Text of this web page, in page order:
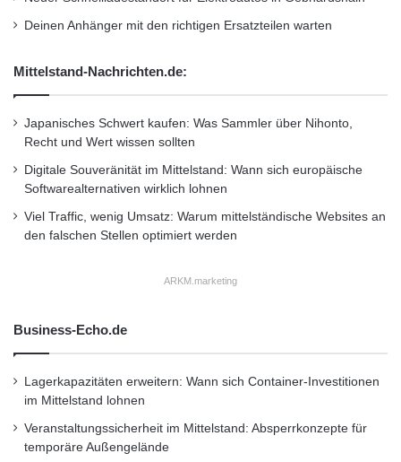
Eine gute Orientierung bietet der
ermöglichen den Zugang zu geprüften
Preis und Qualität bieten. Gerade bei älteren
Fahrzeugen kann dies eine wirtschaftliche
Sicherheit einzugehen.
Fahrverhalten beeinflusst
Verschleiß stärker als gedacht
Lebensdauer eines Fahrzeugs. Das
Fahrverhalten spielt eine große Rolle. Sanftes
Beschleunigen reduziert die Belastung des
Deinen Anhänger mit den richtigen Ersatzteilen warten
Mittelstand-Nachrichten.de:
Japanisches Schwert kaufen: Was Sammler über Nihonto,
Recht und Wert wissen sollten
Digitale Souveränität im Mittelstand: Wann sich europäische
Softwarealternativen wirklich lohnen
Viel Traffic, wenig Umsatz: Warum mittelständische Websites an
den falschen Stellen optimiert werden
ARKM.marketing
Business-Echo.de
Lagerkapazitäten erweitern: Wann sich Container-Investitionen
im Mittelstand lohnen
Veranstaltungssicherheit im Mittelstand: Absperrkonzepte für
temporäre Außengelände